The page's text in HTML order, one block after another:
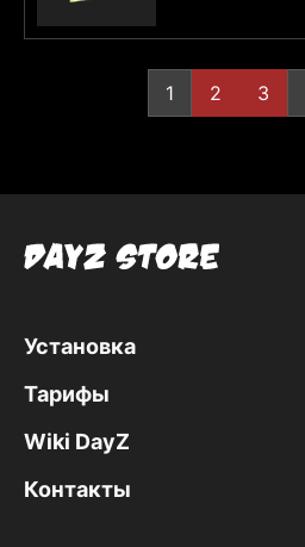
Пагинация
записей
1 2 3
Установка
Тарифы
Wiki DayZ
Контакты